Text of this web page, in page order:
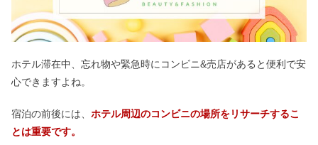
ホテル滞在中、忘れ物や緊急時にコンビニ&売店があると便利で安
心できますよね。
宿泊の前後には、 ホテル周辺のコンビニの場所をリサーチするこ
とは重要です。